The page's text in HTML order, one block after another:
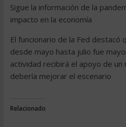
Sigue la información de la
impacto en la economía
El funcionario de la Fed destacó
desde mayo hasta julio fue
actividad recibirá el apoyo de
debería mejorar el escenario
Relacionado